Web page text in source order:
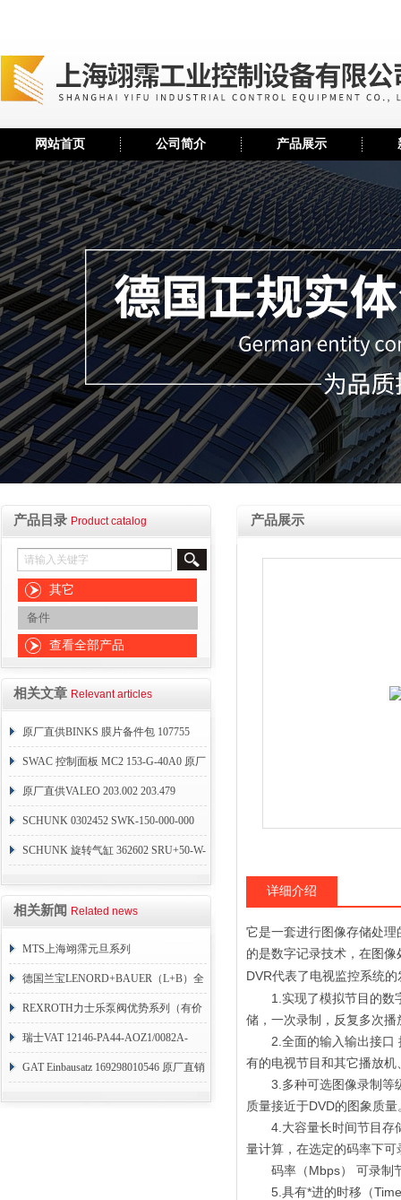
网站首页 公司简介 产品展示
产品目录 Product catalog
其它
备件
查看全部产品
相关文章 Relevant articles
原厂直供BINKS 膜片备件包 107755
SWAC 控制面板 MC2 153-G-40A0 原厂
直销
原厂直供VALEO 203.002 203.479
SCHUNK 0302452 SWK-150-000-000
SCHUNK 旋转气缸 362602 SRU+50-W-
相关新闻 Related news
MTS上海翊霈元旦系列
RHM3050MR081A01
德国兰宝LENORD+BAUER（L+B）全
系列编码器
REXROTH力士乐泵阀优势系列（有价
目表）
瑞士VAT 12146-PA44-AOZ1/0082A-
1173938
GAT Einbausatz 169298010546 原厂直销
产品展示
详细介绍
它是一套进行图像存储处
的是数字记录技术，在图
DVR代表了电视监控系统的
1.实现了模拟节目的数字
储，一次录制，反复多次
2.全面的输入输出接口
有的电视节目和其它播放
3.多种可选图像录制等级
质量接近于DVD的图象质量
4.大容量长时间节目存储
量计算，在选定的码率下
码率（Mbps） 可录制
5.具有*进的时移（